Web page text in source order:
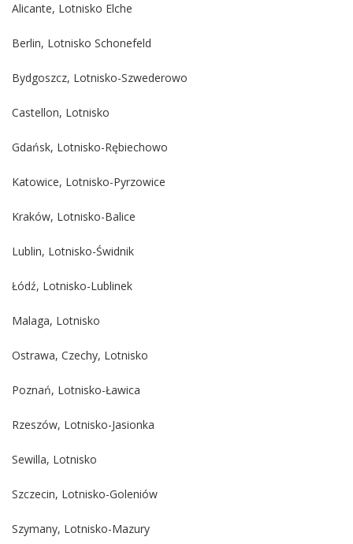
Alicante, Lotnisko Elche
Berlin, Lotnisko Schonefeld
Bydgoszcz, Lotnisko-Szwederowo
Castellon, Lotnisko
Gdańsk, Lotnisko-Rębiechowo
Katowice, Lotnisko-Pyrzowice
Kraków, Lotnisko-Balice
Lublin, Lotnisko-Świdnik
Łódź, Lotnisko-Lublinek
Malaga, Lotnisko
Ostrawa, Czechy, Lotnisko
Poznań, Lotnisko-Ławica
Rzeszów, Lotnisko-Jasionka
Sewilla, Lotnisko
Szczecin, Lotnisko-Goleniów
Szymany, Lotnisko-Mazury